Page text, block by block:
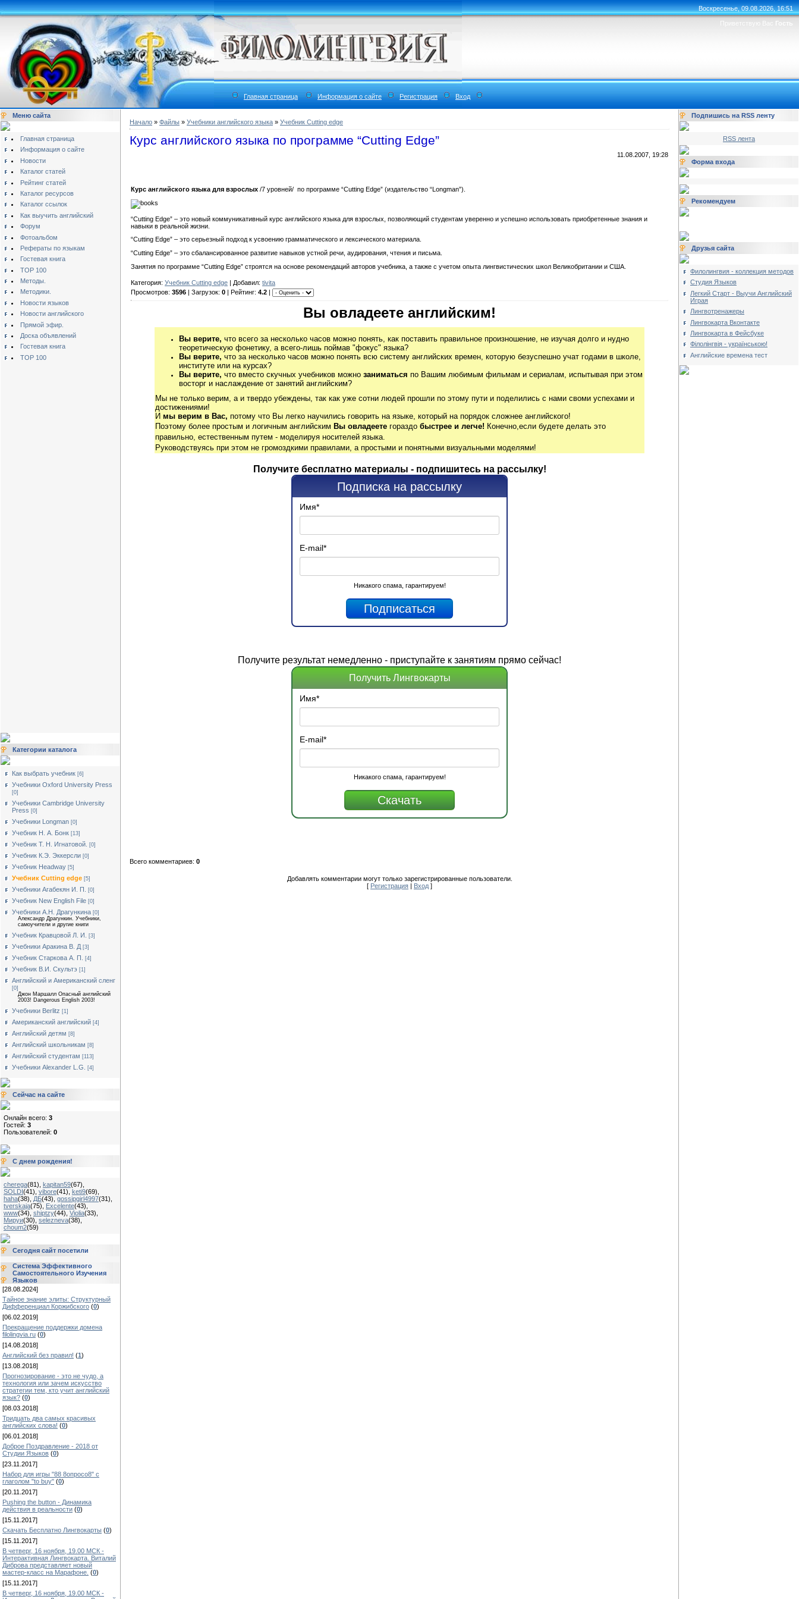
Воскресенье, 09.08.2026, 16:51
Приветствую Вас Гость
Главная страница Информация о сайте Регистрация Вход
Меню сайта
Главная страница
Информация о сайте
Новости
Каталог статей
Рейтинг статей
Каталог ресурсов
Каталог ссылок
Как выучить английский
Форум
Фотоальбом
Рефераты по языкам
Гостевая книга
TOP 100
Методы.
Методики.
Новости языков
Новости английского
Прямой эфир.
Доска объявлений
Гостевая книга
TOP 100
Категории каталога
Как выбрать учебник [6]
Учебники Oxford University Press
[0]
Учебники Cambridge University
Press [0]
Учебники Longman [0]
Учебник Н. А. Бонк [13]
Учебник Т. Н. Игнатовой. [0]
Учебник К.Э. Эккерсли [0]
Учебник Headway [5]
Учебник Cutting edge [5]
Учебники Агабекян И. П. [0]
Учебник New English File [0]
Учебники А.Н. Драгункина [0]
Александр Драгункин. Учебники,
самоучители и другие книги
Учебник Кравцовой Л. И. [3]
Учебники Аракина В. Д [3]
Учебник Старкова А. П. [4]
Учебник В.И. Скультэ [1]
Английский и Американский сленг
[0]
Джон Маршалл Опасный английский
2003! Dangerous English 2003!
Учебники Berlitz [1]
Американский английский [4]
Английский детям [8]
Английский школьникам [8]
Английский студентам [113]
Учебники Alexander L.G. [4]
Сейчас на сайте
Онлайн всего: 3
Гостей: 3
Пользователей: 0
С днем рождения!
cherega(81) kapitan59(67)
SOLDI(41) vibore(41) keti9(69)
haha(38) ДБ(43) gossipgirl4997(31)
tverskaja(75) Excelente(43)
www(34) shiptzy(44) Violia(33)
Мируи(30) selezneva(38)
choum2(59)
Сегодня сайт посетили
Система Эффективного
Самостоятельного Изучения
Языков
[28.08.2024]
Тайное знание элиты: Структурный
Дифференциал Коржибского (0)
[06.02.2019]
Прекращение поддержки домена
filolingvia.ru (0)
[14.08.2018]
Английский без правил! (1)
[13.08.2018]
Прогнозирование - это не чудо, а
технология или зачем искусство
стратегии тем, кто учит английский
язык? (0)
[08.03.2018]
Тридцать два самых красивых
английских слова! (0)
[06.01.2018]
Доброе Поздравление - 2018 от
Студии Языков (0)
[23.11.2017]
Набор для игры "88 8опросо8" с
глаголом "to buy" (0)
[20.11.2017]
Pushing the button - Динамика
действия в реальности (0)
[15.11.2017]
Скачать Бесплатно Лингвокарты (0)
[15.11.2017]
В четверг, 16 ноября, 19.00 МСК -
Интерактивная Лингвокарта. Виталий
Диброва представляет новый
мастер-класс на Марафоне. (0)
[15.11.2017]
В четверг, 16 ноября, 19.00 МСК -
Начало » Файлы » Учебники английского языка » Учебник Cutting edge
Курс английского языка по программе “Cutting Edge”
11.08.2007, 19:28
Курс английского языка для взрослых /7 уровней/ по программе “Cutting Edge” (издательство “Longman”).
“Cutting Edge” – это новый коммуникативный курс английского языка для взрослых, позволяющий студентам уверенно и успешно использовать приобретенные знания и
навыки в реальной жизни.
“Cutting Edge” – это серьезный подход к усвоению грамматического и лексического материала.
“Cutting Edge” – это сбалансированное развитие навыков устной речи, аудирования, чтения и письма.
Занятия по программе “Cutting Edge” строятся на основе рекомендаций авторов учебника, а также с учетом опыта лингвистических школ Великобритании и США.
Категория: Учебник Cutting edge | Добавил: tivita
Просмотров: 3596 | Загрузок: 0 | Рейтинг: 4.2 |
Вы овладеете английским!
Вы верите, что всего за несколько часов можно понять, как поставить правильное произношение, не изучая долго и нудно
теоретическую фонетику, а всего-лишь поймав "фокус" языка?
Вы верите, что за несколько часов можно понять всю систему английских времен, которую безуспешно учат годами в школе,
институте или на курсах?
Вы верите, что вместо скучных учебников можно заниматься по Вашим любимым фильмам и сериалам, испытывая при этом
восторг и наслаждение от занятий английским?
Мы не только верим, а и твердо убеждены, так как уже сотни людей прошли по этому пути и поделились с нами своми успехами и
достижениями!
И мы верим в Вас, потому что Вы легко научились говорить на языке, который на порядок сложнее английского!
Поэтому более простым и логичным английским Вы овладеете гораздо быстрее и легче! Конечно,если будете делать это
правильно, естественным путем - моделируя носителей языка.
Руководствуясь при этом не громоздкими правилами, а простыми и понятными визуальными моделями!
Получите бесплатно материалы - подпишитесь на рассылку!
Подписка на рассылку
Имя*
E-mail*
Никакого спама, гарантируем!
Получите результат немедленно - приступайте к занятиям прямо сейчас!
Получить Лингвокарты
Имя*
E-mail*
Никакого спама, гарантируем!
Всего комментариев: 0
Добавлять комментарии могут только зарегистрированные пользователи.
[ Регистрация | Вход ]
Подпишись на RSS ленту
RSS лента
Форма входа
Рекомендуем
Друзья сайта
Филолингвия - коллекция методов
Студия Языков
Легкий Старт - Выучи Английский
Играя
Лингвотренажеры
Лингвокарта Вконтакте
Лингвокарта в Фейсбуке
Філолінгвія - українською!
Английские времена тест